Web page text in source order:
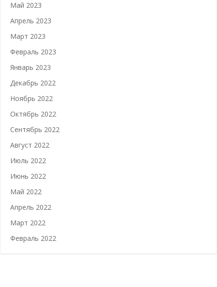
Май 2023
Апрель 2023
Март 2023
Февраль 2023
Январь 2023
Декабрь 2022
Ноябрь 2022
Октябрь 2022
Сентябрь 2022
Август 2022
Июль 2022
Июнь 2022
Май 2022
Апрель 2022
Март 2022
Февраль 2022